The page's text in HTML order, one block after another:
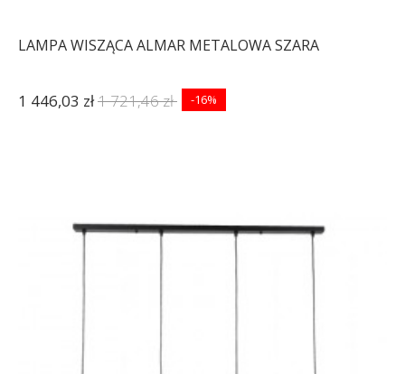
LAMPA WISZĄCA ALMAR METALOWA SZARA
1 446,03 zł1 721,46 zł -16%